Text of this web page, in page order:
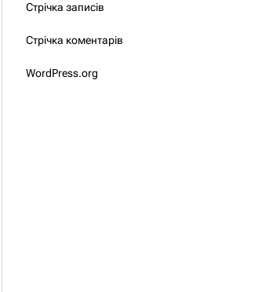
Стрічка записів
Стрічка коментарів
WordPress.org